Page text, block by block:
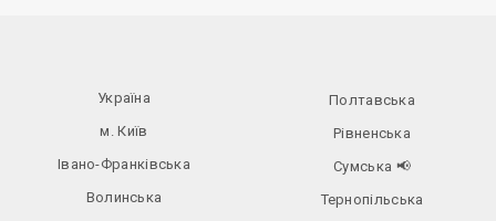
Україна
м. Київ
Івано-Франківська
Волинська
Полтавська
Рівненська
Сумська 📢
Тернопільська